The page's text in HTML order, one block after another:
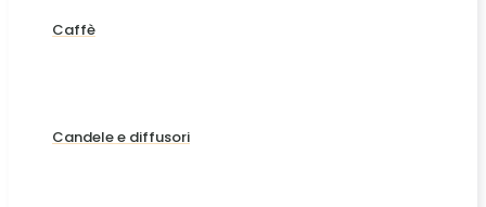
Caffè
Candele e diffusori